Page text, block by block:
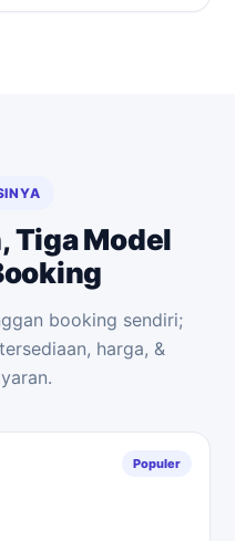
Tiga Model
booking sendiri;
harga, &
Populer